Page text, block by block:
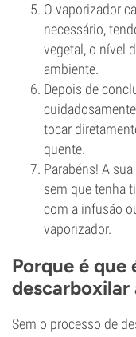
O vaporizador
necessário,
vegetal, o nível
ambiente.
Depois de
tocar
quente.
Parabéns! A
sem que tenha
com a infusão
vaporizador.
Porque é que
descarboxilar
Sem o processo de